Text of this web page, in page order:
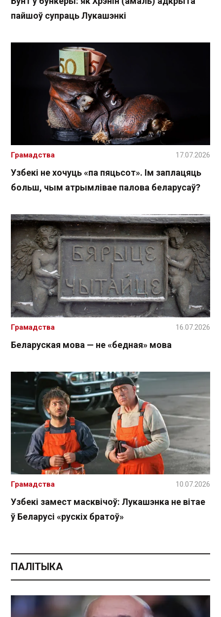
пайшоў супраць Лукашэнкі
Узбекі не хочуць «па пяцьсот». Ім заплацяць
больш, чым атрымлівае палова беларусаў?
Грамадства 17.07.2026
Беларуская мова — не «бедная» мова
Грамадства 16.07.2026
Узбекі замест масквічоў: Лукашэнка не вітае
ў Беларусі «рускіх братоў»
Грамадства 10.07.2026
ПАЛІТЫКА